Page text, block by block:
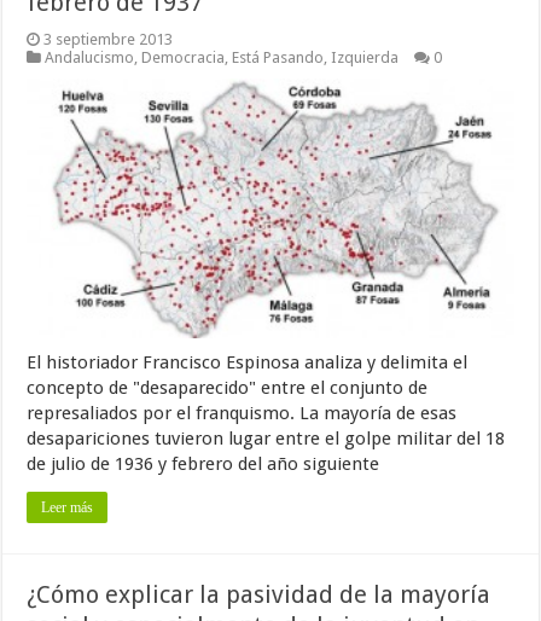
3 septiembre 2013
Andalucismo Democracia Está Pasando Izquierda 0
El historiador Francisco Espinosa analiza y delimita el
concepto de "desaparecido" entre el conjunto de
represaliados por el franquismo. La mayoría de esas
desapariciones tuvieron lugar entre el golpe militar del 18
de julio de 1936 y febrero del año siguiente
Leer más
¿Cómo explicar la pasividad de la mayoría